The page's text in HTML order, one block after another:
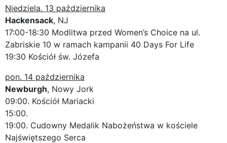
Niedziela. 13 października
Hackensack, NJ
17:00-18:30 Modlitwa przed Women’s Choice na ul.
Zabriskie 10 w ramach kampanii 40 Days For Life
19:30 Kościół św. Józefa
pon. 14 października
Newburgh, Nowy Jork
09:00. Kościół Mariacki
15:00.
19:00. Cudowny Medalik Nabożeństwa w kościele
Najświętszego Serca